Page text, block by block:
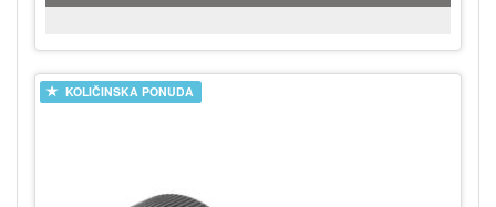
KOLIČINSKA PONUDA